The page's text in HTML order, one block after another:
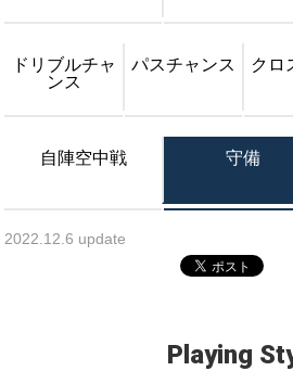
ドリブルチャ
ンス
パスチャンス
クロ
自陣空中戦 守備
2022.12.6 update
Playing